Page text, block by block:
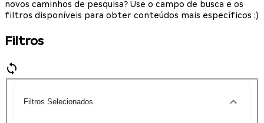
novos caminhos de pesquisa? Use o campo de busca e os
filtros disponíveis para obter conteúdos mais específicos :)
Filtros
Filtros Selecionados